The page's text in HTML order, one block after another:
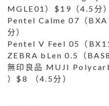
MGLE01）$19（4.5分）
Pentel Calme 07（
分）
Pentel V Feel 05（
ZEBRA bLen 0.5（
無印良品 MUJI
）$8 （4.5分）